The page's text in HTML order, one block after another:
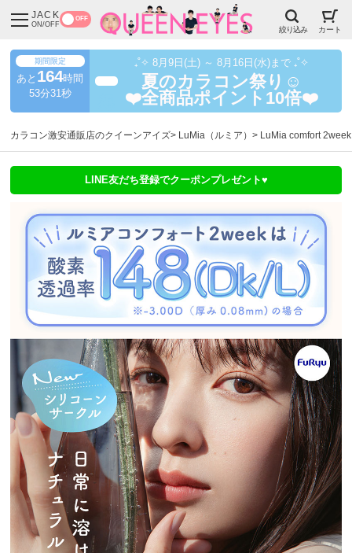
JACK
ON/OFF
OFF
絞り込み カート
期間限定
あと 164時間
53分28秒
₊˚✧ 8月9日(土) ～ 8月16日(水)まで ₊˚✧
夏のカラコン祭り☺️
❤️全商品ポイント10倍❤️
カラコン激安通販店のクイーンアイズ LuMia（ルミア） LuMia comfort
LINE友だち登録でクーポンプレゼント♥